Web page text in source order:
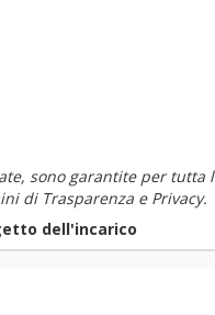
sono garantite per tutta
di Trasparenza e Privacy.
dell'incarico